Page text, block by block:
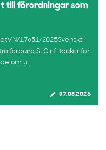
till förordningar som
17651/2025Svenska
SLC r.f. tackar för
om u...
07.08.2026